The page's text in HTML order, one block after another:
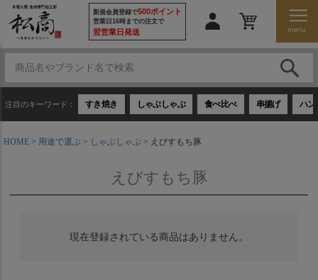
新規会員登録で500ポイント
営業日16時までの注文で
翌営業日発送
注目のキーワード： すき焼き しゃぶしゃぶ 食べ比べ 串揚げ ハン
HOME 用途で選ぶ しゃぶしゃぶ えびすもち豚
えびすもち豚
現在登録されている商品はありません。